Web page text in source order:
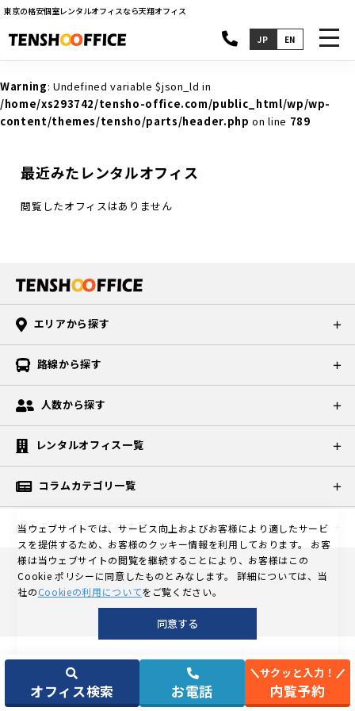
Warning: Undefined variable $json_ld in
/home/xs293742/tensho-office.com/public_html/wp/wp-
content/themes/tensho/parts/header.php on line 789
東京の格安個室レンタルオフィスなら天翔オフィス
JP EN
オフィス検索 お電話
サクッと入力！
内覧予約
最近みたレンタルオフィス
閲覧したオフィスはありません
エリアから探す
路線から探す
人数から探す
レンタルオフィス一覧
コラムカテゴリ一覧
エリア別おすすめオフィス
©東京の格安個室レンタルオフィスなら天翔オフィス
当ウェブサイトでは、サービス向上およびお客様により適したサービ
スを提供するため、お客様のクッキー情報を利用しております。
お客
様は当ウェブサイトの閲覧を継続することにより、お客様はこの
Cookie ポリシーに同意したものとみなします。
詳細については、当
社のCookieの利用についてをご覧ください。
同意する